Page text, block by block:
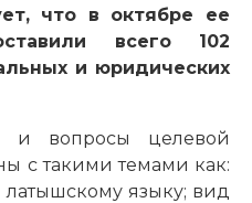
что в октябре ее
всего 102
и юридических
и вопросы целевой
с такими темами как:
языку; вид